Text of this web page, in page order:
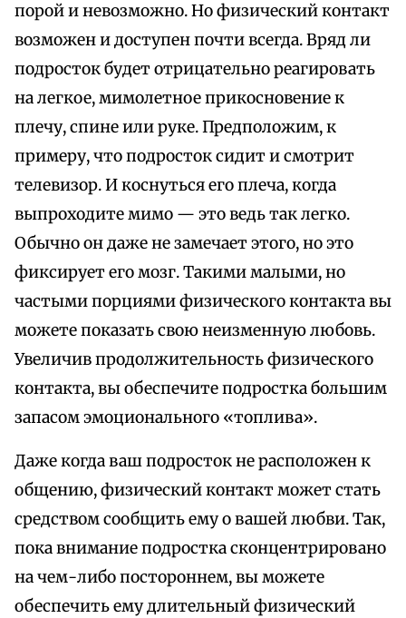
порой и невозможно. Но физический контакт
возможен и доступен почти всегда. Вряд ли
подросток будет отрицательно реагировать
на легкое, мимолетное прикосновение к
плечу, спине или руке. Предположим, к
примеру, что подросток сидит и смотрит
телевизор. И коснуться его плеча, когда
выпроходите мимо — это ведь так легко.
Обычно он даже не замечает этого, но это
фиксирует его мозг. Такими малыми, но
частыми порциями физического контакта вы
можете показать свою неизменную любовь.
Увеличив продолжительность физического
контакта, вы обеспечите подростка большим
запасом эмоционального «топлива».
Даже когда ваш подросток не расположен к
общению, физический контакт может стать
средством сообщить ему о вашей любви. Так,
пока внимание подростка сконцентрировано
на чем-либо постороннем, вы можете
обеспечить ему длительный физический